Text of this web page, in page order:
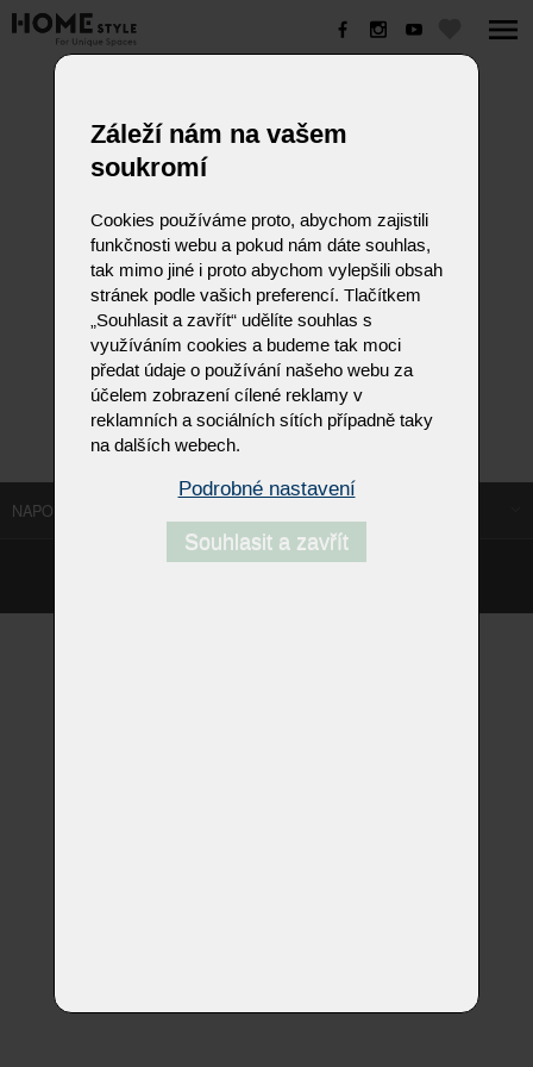
NAPOSLEDY NAVŠTÍVENÉ ODKAZY
©Homestyle.cz2026
Záleží nám na vašem
soukromí
Cookies používáme proto, abychom zajistili
funkčnosti webu a pokud nám dáte souhlas,
tak mimo jiné i proto abychom vylepšili obsah
stránek podle vašich preferencí. Tlačítkem
„Souhlasit a zavřít“ udělíte souhlas s
využíváním cookies a budeme tak moci
předat údaje o používání našeho webu za
účelem zobrazení cílené reklamy v
reklamních a sociálních sítích případně taky
na dalších webech.
Podrobné nastavení
Souhlasit a zavřít